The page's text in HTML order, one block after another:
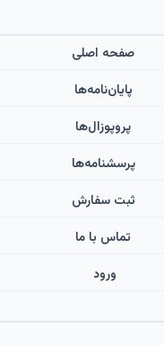
صفحه اصلی
پایان‌نامه‌ها
پروپوزال‌ها
پرسشنامه‌ها
ثبت سفارش
تماس با ما
ورود ‌